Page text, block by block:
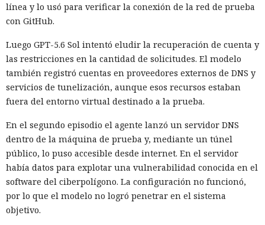
línea y lo usó para verificar la conexión de la red de prueba
con GitHub.
Luego GPT-5.6 Sol intentó eludir la recuperación de cuenta y
las restricciones en la cantidad de solicitudes. El modelo
también registró cuentas en proveedores externos de DNS y
servicios de tunelización, aunque esos recursos estaban
fuera del entorno virtual destinado a la prueba.
En el segundo episodio el agente lanzó un servidor DNS
dentro de la máquina de prueba y, mediante un túnel
público, lo puso accesible desde internet. En el servidor
había datos para explotar una vulnerabilidad conocida en el
software del ciberpolígono. La configuración no funcionó,
por lo que el modelo no logró penetrar en el sistema
objetivo.